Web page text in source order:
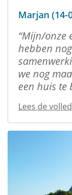
Marjan (14-
Mijn/onze
hebben
we nog
een huis te
Lees de